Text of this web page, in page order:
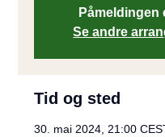
Påmeldingen
Se andre
Tid og sted
30. mai 2024, 21:00